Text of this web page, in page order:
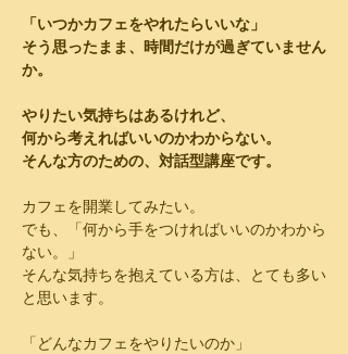
「いつかカフェをやれたらいいな」
そう思ったまま、時間だけが過ぎていません
か。
やりたい気持ちはあるけれど、
何から考えればいいのかわからない。
そんな方のための、対話型講座です。
カフェを開業してみたい。
でも、「何から手をつければいいのかわから
ない。」
そんな気持ちを抱えている方は、とても多い
と思います。
「どんなカフェをやりたいのか」